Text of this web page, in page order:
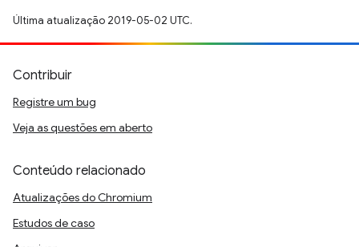
Última atualização 2019-05-02 UTC.
Contribuir
Registre um bug
Veja as questões em aberto
Conteúdo relacionado
Atualizações do Chromium
Estudos de caso